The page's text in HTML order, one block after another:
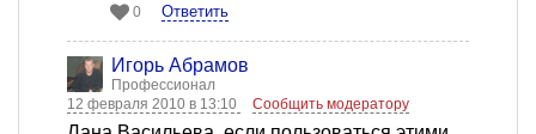
0 Ответить
Игорь Абрамов
Профессионал
12 февраля 2010 в 13:10
Сообщить модератору